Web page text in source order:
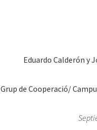
Eduardo Calderón y
Grup de Cooperació/